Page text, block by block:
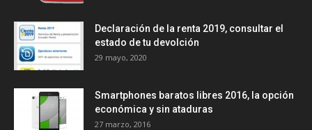
Declaración de la renta 2019, consultar el
estado de tu devolción
29 mayo, 2020
Smartphones baratos libres 2016, la opción
económica y sin ataduras
27 marzo, 2016